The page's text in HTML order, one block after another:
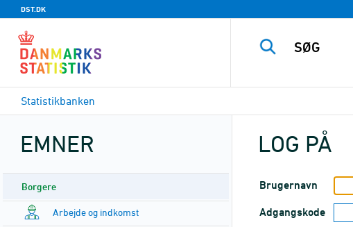
DST.DK
Statistikbanken
EMNER
Borgere
Arbejde og indkomst
LOG PÅ
Brugernavn
Adgangskode